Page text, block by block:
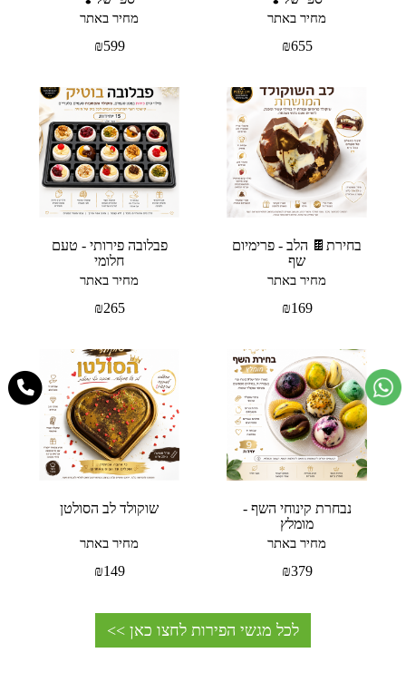
מחיר באתר
₪655
מחיר באתר
₪599
בחירת🍫 הלב - פרימיום
שף
מחיר באתר
₪169
פבלובה פירותי - טעם
חלומי
מחיר באתר
₪265
נבחרת קינוחי השף -
מומלץ
מחיר באתר
₪379
שוקולד לב הסולטן
מחיר באתר
₪149
לכל מגשי הפירות לחצו כאן >>